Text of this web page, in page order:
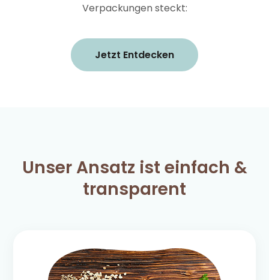
Verpackungen steckt:
Jetzt Entdecken
Unser Ansatz ist einfach &
transparent